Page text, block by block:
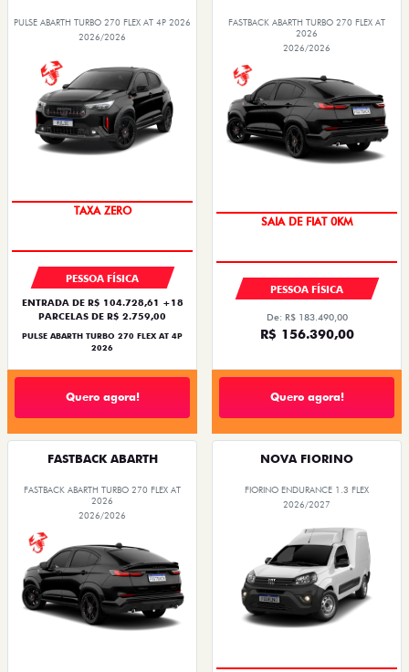
PULSE ABARTH TURBO 270 FLEX AT 4P 2026
2026/2026
SAIA DE FIAT 0KM
PESSOA FÍSICA
ENTRADA DE R$ 104.728,61 +18
PARCELAS DE R$ 2.759,00
PULSE ABARTH TURBO 270 FLEX AT 4P
2026
Quero agora!
FASTBACK ABARTH TURBO 270 FLEX AT
2026
2026/2026
PREÇO IMPERDÍVEL
PESSOA FÍSICA
De: R$ 183.490,00
R$ 156.390,00
Quero agora!
FASTBACK ABARTH
FASTBACK ABARTH TURBO 270 FLEX AT
2026
2026/2026
NOVA FIORINO
FIORINO ENDURANCE 1.3 FLEX
2026/2027